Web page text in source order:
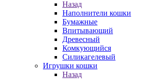
Назад
Наполнители кошки
Бумажные
Впитывающий
Древесный
Комкующийся
Силикагелевый
Игрушки кошки
Назад